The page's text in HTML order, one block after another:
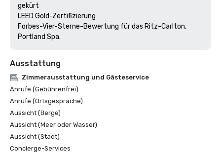
gekürt
LEED Gold-Zertifizierung
Forbes-Vier-Sterne-Bewertung für das Ritz-Carlton,
Ausstattung
Zimmerausstattung und Gästeservice
Anrufe (Gebührenfrei)
Anrufe (Ortsgespräche)
Aussicht (Berge)
Aussicht (Meer oder Wasser)
Aussicht (Stadt)
Concierge-Services